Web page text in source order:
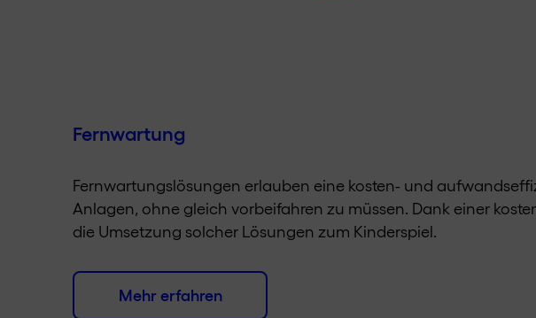
Fernwartung
Fernwartungslösungen erlauben eine kosten- und
Anlagen, ohne gleich vorbeifahren zu müssen. Dank einer
die Umsetzung solcher Lösungen zum Kinderspiel.
Mehr erfahren